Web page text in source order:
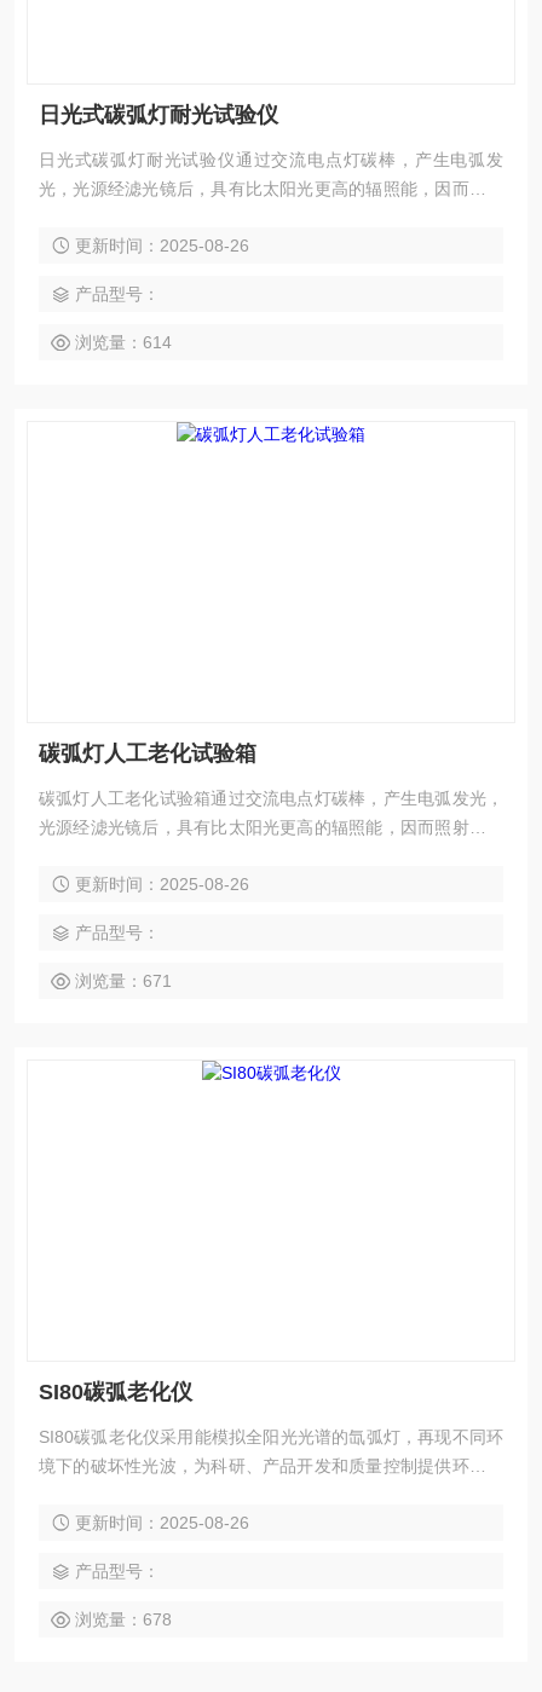
日光式碳弧灯耐光试验仪
日光式碳弧灯耐光试验仪通过交流电点灯碳棒，产生电弧发
光，光源经滤光镜后，具有比太阳光更高的辐照能，因而照射
置，除了能模拟日晒外，还可以模拟雨淋环境，即能通过加速
更新时间：2025-08-26
产品型号：
浏览量：614
碳弧灯人工老化试验箱
碳弧灯人工老化试验箱通过交流电点灯碳棒，产生电弧发光，
光源经滤光镜后，具有比太阳光更高的辐照能，因而照射到样
除了能模拟日晒外，还可以模拟雨淋环境，即能通过加速法很
更新时间：2025-08-26
产品型号：
浏览量：671
SI80碳弧老化仪
SI80碳弧老化仪采用能模拟全阳光光谱的氙弧灯，再现不同环
境下的破坏性光波，为科研、产品开发和质量控制提供环境模
更新时间：2025-08-26
产品型号：
浏览量：678